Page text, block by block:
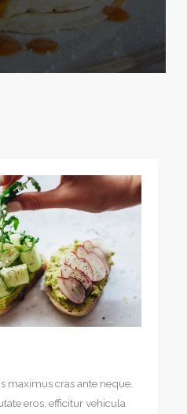
cras ante neque.
eros, efficitur vehicula